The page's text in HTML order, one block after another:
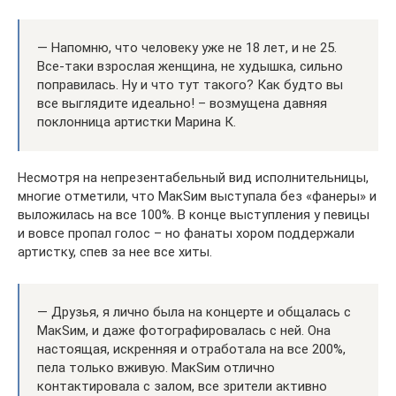
— Напомню, что человеку уже не 18 лет, и не 25.
Все-таки взрослая женщина, не худышка, сильно
поправилась. Ну и что тут такого? Как будто вы
все выглядите идеально! – возмущена давняя
поклонница артистки Марина К.
Несмотря на непрезентабельный вид исполнительницы,
многие отметили, что МакSим выступала без «фанеры» и
выложилась на все 100%. В конце выступления у певицы
и вовсе пропал голос – но фанаты хором поддержали
артистку, спев за нее все хиты.
— Друзья, я лично была на концерте и общалась с
МакSим, и даже фотографировалась с ней. Она
настоящая, искренняя и отработала на все 200%,
пела только вживую. МакSим отлично
контактировала с залом, все зрители активно